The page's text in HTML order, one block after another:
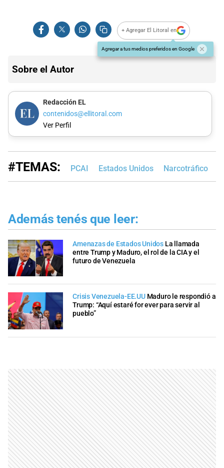
+ Agregar El Litoral en
Agregar a tus medios preferidos en Google
Sobre el Autor
Redacción EL
contenidos@ellitoral.com
Ver Perfil
#TEMAS: PCAI Estados Unidos Narcotráfico
Además tenés que leer:
Amenazas de Estados Unidos La llamada
entre Trump y Maduro, el rol de la CIA y el
futuro de Venezuela
Crisis Venezuela-EE.UU Maduro le respondió a
Trump: “Aquí estaré for ever para servir al
pueblo”